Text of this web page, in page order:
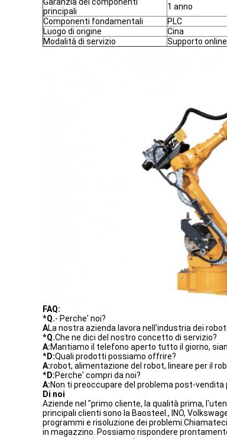
principali
1 anno
Componenti fondamentali
PLC
Luogo di origine
Cina
Modalità di servizio
Supporto online
FAQ:
*Q.- Perche' noi?
ALa nostra azienda lavora nell'industria dei
*Q.Che ne dici del nostro concetto di servizio?
A:Mantiamo il telefono aperto tutto il giorno,
*D:Quali prodotti possiamo offrire?
A:robot, alimentazione del robot, lineare per il
*D:Perche' compri da noi?
A:Non ti preoccupare del problema post-vendita
Di noi
Aziende nel "primo cliente, la qualità prima,
principali clienti sono la Baosteel., INO,
programmi e risoluzione dei
in magazzino. Possiamo rispondere